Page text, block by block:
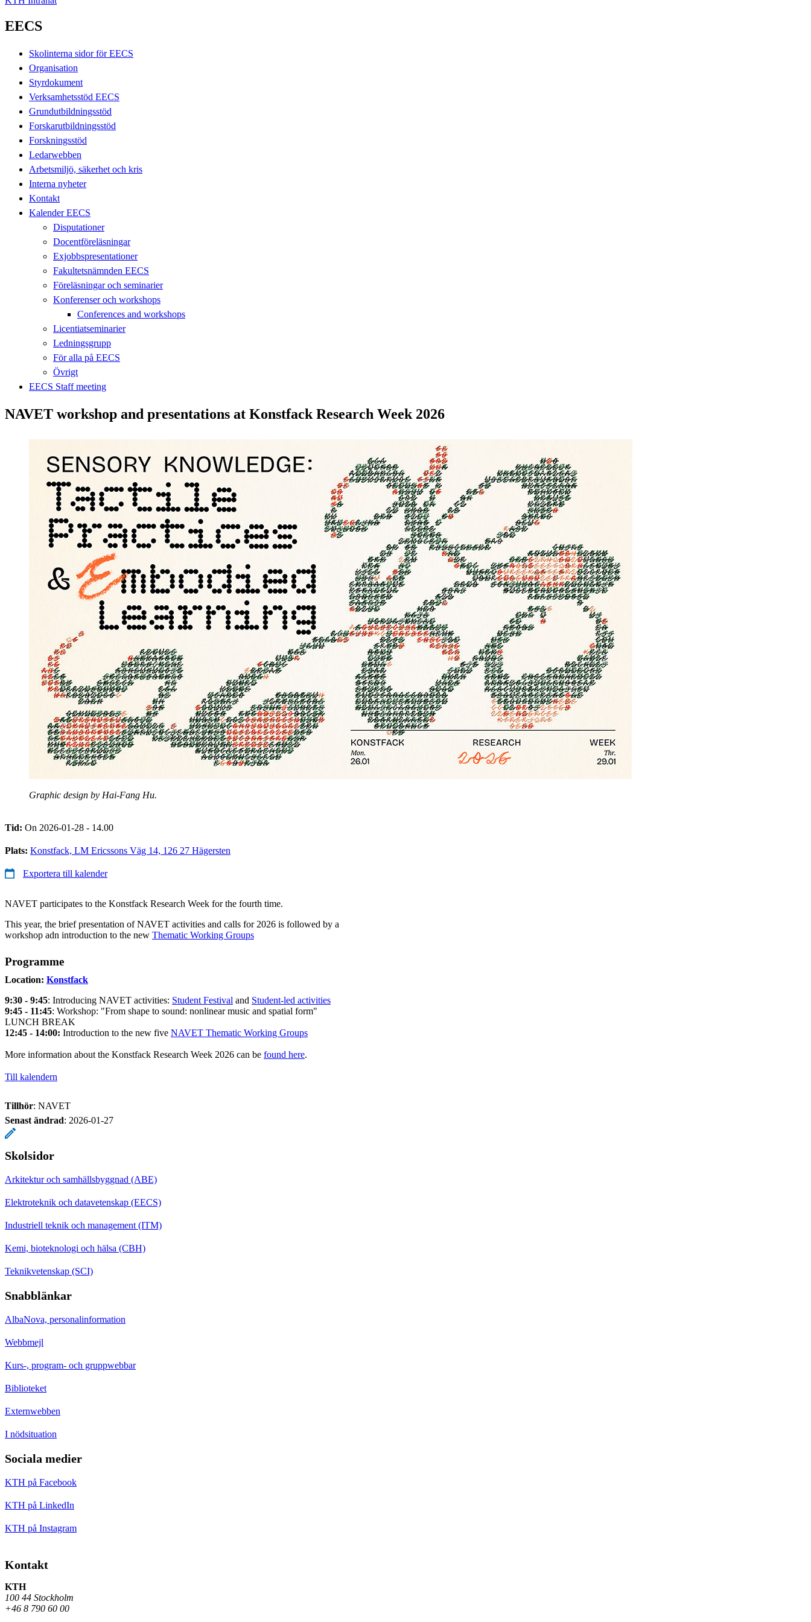
EECS
Skolinterna sidor för EECS
Organisation
Styrdokument
Verksamhetsstöd EECS
Grundutbildningsstöd
Forskarutbildningsstöd
Forskningsstöd
Ledarwebben
Arbetsmiljö, säkerhet och kris
Interna nyheter
Kontakt
Kalender EECS
Disputationer
Docentföreläsningar
Exjobbspresentationer
Fakultetsnämnden EECS
Föreläsningar och seminarier
Konferenser och workshops
Conferences and workshops
Licentiatseminarier
Ledningsgrupp
För alla på EECS
Övrigt
EECS Staff meeting
NAVET workshop and presentations at Konstfack Research Week 2026
Graphic design by Hai-Fang Hu.
Tid: On 2026-01-28 - 14.00
Plats: Konstfack, LM Ericssons Väg 14, 126 27 Hägersten
Exportera till kalender
NAVET participates to the Konstfack Research Week for the fourth time.
This year, the brief presentation of NAVET activities and calls for 2026 is followed by a
workshop adn introduction to the new Thematic Working Groups
Programme
Location: Konstfack
9:30 - 9:45: Introducing NAVET activities: Student Festival and Student-led activities
9:45 - 11:45: Workshop: "From shape to sound: nonlinear music and spatial form"
LUNCH BREAK
12:45 - 14:00: Introduction to the new five NAVET Thematic Working Groups​​​​​​​
More information about the Konstfack Research Week 2026 can be found here.
Till kalendern
Tillhör: NAVET
Senast ändrad: 2026-01-27
Skolsidor
Arkitektur och samhällsbyggnad (ABE)
Elektroteknik och datavetenskap (EECS)
Industriell teknik och management (ITM)
Kemi, bioteknologi och hälsa (CBH)
Teknikvetenskap (SCI)
Snabblänkar
AlbaNova, personalinformation
Webbmejl
Kurs-, program- och gruppwebbar
Biblioteket
Externwebben
I nödsituation
Sociala medier
KTH på Facebook
KTH på LinkedIn
KTH på Instagram
Kontakt
KTH
100 44 Stockholm
+46 8 790 60 00